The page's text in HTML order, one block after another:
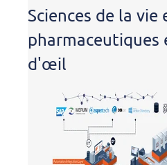
Sciences de la
pharmaceutiques
d'œil